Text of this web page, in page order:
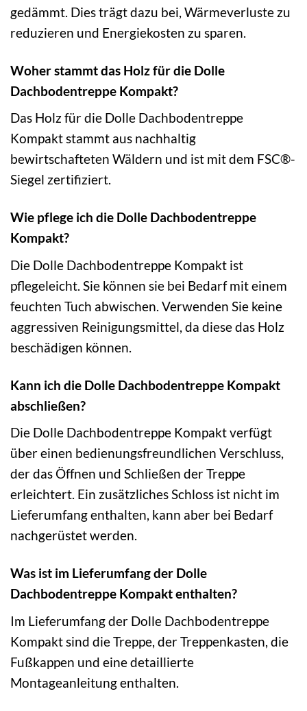
gedämmt. Dies trägt dazu bei, Wärmeverluste zu
reduzieren und Energiekosten zu sparen.
Woher stammt das Holz für die Dolle
Dachbodentreppe Kompakt?
Das Holz für die Dolle Dachbodentreppe
Kompakt stammt aus nachhaltig
bewirtschafteten Wäldern und ist mit dem FSC®-
Siegel zertifiziert.
Wie pflege ich die Dolle Dachbodentreppe
Kompakt?
Die Dolle Dachbodentreppe Kompakt ist
pflegeleicht. Sie können sie bei Bedarf mit einem
feuchten Tuch abwischen. Verwenden Sie keine
aggressiven Reinigungsmittel, da diese das Holz
beschädigen können.
Kann ich die Dolle Dachbodentreppe Kompakt
abschließen?
Die Dolle Dachbodentreppe Kompakt verfügt
über einen bedienungsfreundlichen Verschluss,
der das Öffnen und Schließen der Treppe
erleichtert. Ein zusätzliches Schloss ist nicht im
Lieferumfang enthalten, kann aber bei Bedarf
nachgerüstet werden.
Was ist im Lieferumfang der Dolle
Dachbodentreppe Kompakt enthalten?
Im Lieferumfang der Dolle Dachbodentreppe
Kompakt sind die Treppe, der Treppenkasten, die
Fußkappen und eine detaillierte
Montageanleitung enthalten.